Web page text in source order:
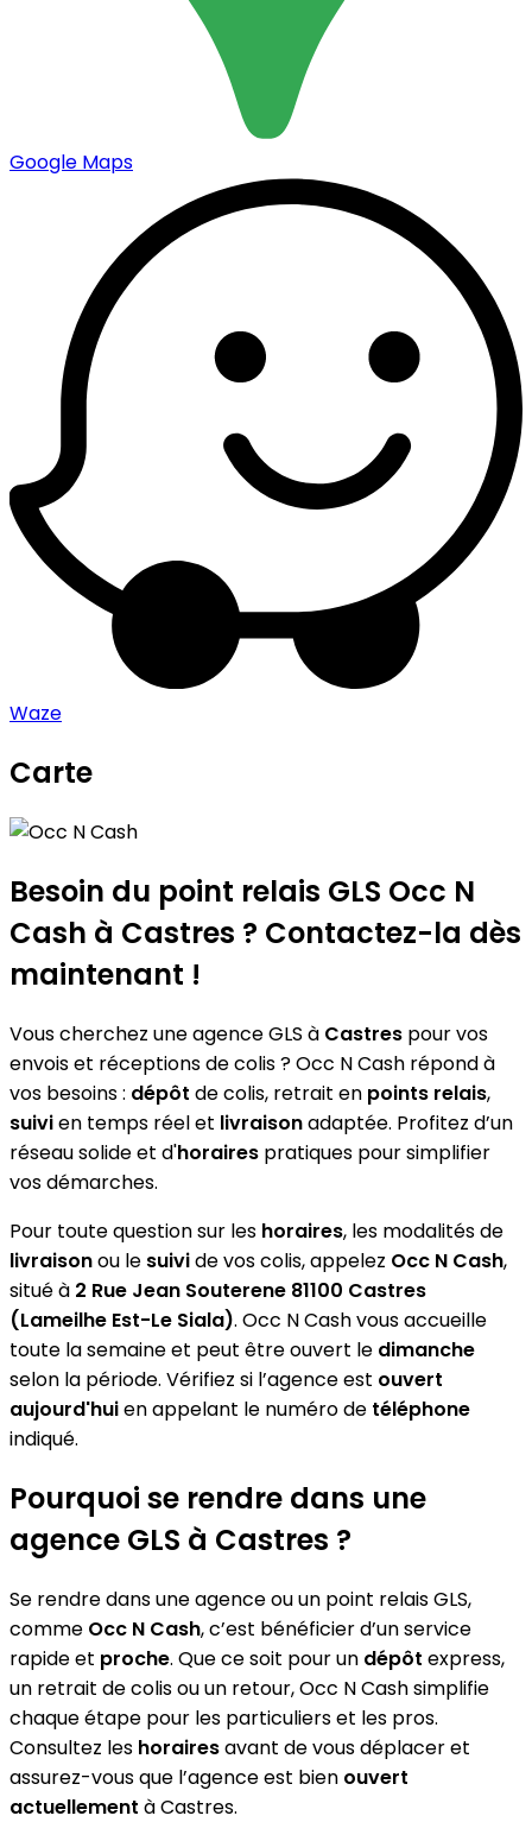
Google Maps
Waze
Carte
+
−
Besoin du point relais GLS Occ N
Cash à Castres ? Contactez-la dès
maintenant !
Vous cherchez une agence GLS à Castres pour vos
envois et réceptions de colis ? Occ N Cash répond à
vos besoins : dépôt de colis, retrait en points relais,
suivien temps réel et livraisonadaptée. Profitez d’un
réseau solide et d'horaires pratiques pour simplifier
vos démarches.
Pour toute question sur les horaires, les modalités de
livraisonou le suivide vos colis, appelez Occ N Cash,
situé à 2 Rue Jean Souterene 81100 Castres
(Lameilhe Est-Le Siala). Occ N Cash vous accueille
toute la semaine et peut être ouvert le dimanche
selon la période. Vérifiez si l’agence est ouvert
aujourd'huien appelant le numéro de téléphone
indiqué.
Pourquoi se rendre dans une
agence GLS à Castres ?
Se rendre dans une agence ou un point relais GLS,
comme Occ N Cash, c’est bénéficier d’un service
rapide et proche. Que ce soit pour un dépôt express,
un retrait de colis ou un retour, Occ N Cash simplifie
chaque étape pour les particuliers et les pros.
Consultez les horairesavant de vous déplacer et
assurez-vous que l’agence est bien ouvert
actuellement à Castres.